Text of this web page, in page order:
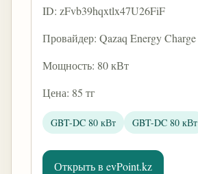
ID: zFvb39hqxtlx47U26FiF
Провайдер: Qazaq Energy Charge
Мощность: 80 кВт
Цена: 85 тг
GBT-DC 80 кВт GBT-DC 80 кВт
Открыть в evPoint.kz